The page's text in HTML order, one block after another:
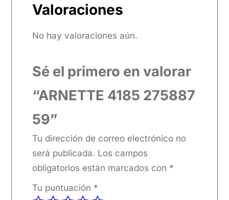
Valoraciones
No hay valoraciones aún.
Sé el primero en valorar
“ARNETTE 4185 275887
59”
Tu dirección de correo electrónico no
será publicada. Los campos
obligatorios están marcados con *
Tu puntuación *